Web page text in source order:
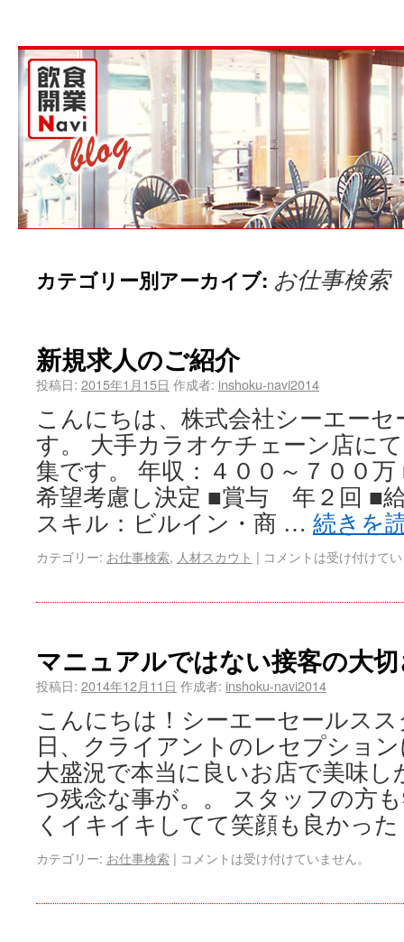
カテゴリー別アーカイブ: お仕事検索
新規求人のご紹介
投稿日: 2015年1月15日 作成者: inshoku-navi2014
こんにちは、株式会社シーエー
す。 大手カラオケチェーン店に
集です。 年収：４００～７００
希望考慮し決定 ■賞与 年２回 ■
スキル：ビルイン・商 … 続きを
カテゴリー: お仕事検索, 人材スカウト | コメントは受け付けて
マニュアルではない接客の大
投稿日: 2014年12月11日 作成者: inshoku-navi2014
こんにちは！シーエーセールス
日、クライアントのレセプショ
大盛況で本当に良いお店で美味
つ残念な事が。。 スタッフの方
くイキイキしてて笑顔も良かっ
カテゴリー: お仕事検索 | コメントは受け付けていません。